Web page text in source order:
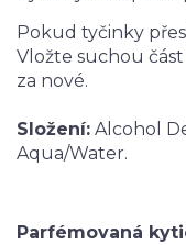
Pokud tyčinky
Vložte suchou
za nové.
Složení: Alcohol
Aqua/Water.
Parfémovaná